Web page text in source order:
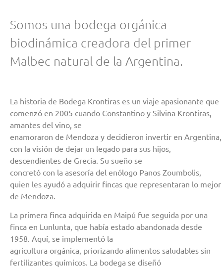
Somos una bodega orgánica
biodinámica creadora del primer
Malbec natural de la Argentina.
La historia de Bodega Krontiras es un viaje apasionante que
comenzó en 2005 cuando Constantino y Silvina Krontiras,
amantes del vino, se
enamoraron de Mendoza y decidieron invertir en Argentina,
con la visión de dejar un legado para sus hijos,
descendientes de Grecia. Su sueño se
concretó con la asesoría del enólogo Panos Zoumbolis,
quien les ayudó a adquirir fincas que representaran lo mejor
de Mendoza.
La primera finca adquirida en Maipú fue seguida por una
finca en Lunlunta, que había estado abandonada desde
1958. Aquí, se implementó la
agricultura orgánica, priorizando alimentos saludables sin
fertilizantes químicos. La bodega se diseñó